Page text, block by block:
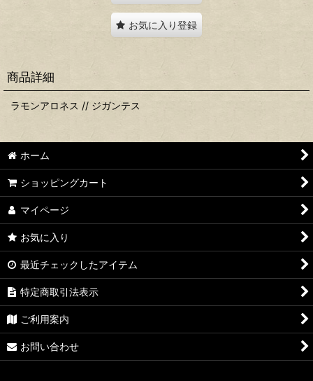
お気に入り登録
商品詳細
ラモンアロネス // ジガンテス
ホーム
ショッピングカート
マイページ
お気に入り
最近チェックしたアイテム
特定商取引法表示
ご利用案内
お問い合わせ